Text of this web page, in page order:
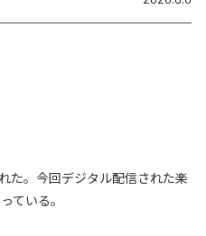
れた。今回デジタル配信された楽
ている。